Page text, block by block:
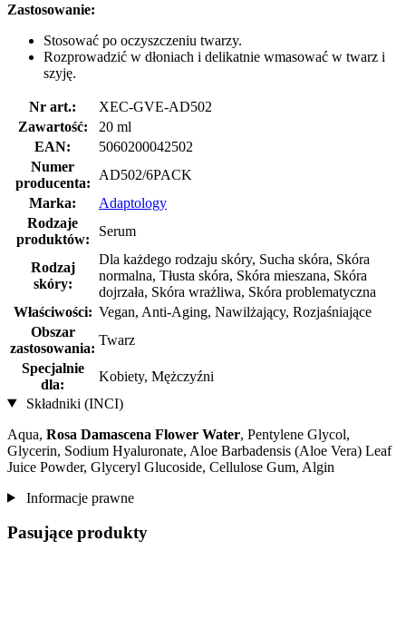
Zastosowanie:
Stosować po oczyszczeniu twarzy.
Rozprowadzić w dłoniach i delikatnie wmasować w twarz i
szyję.
Nr art.:
XEC-GVE-AD502
Zawartość:
20 ml
EAN:
5060200042502
Numer
producenta:
AD502/6PACK
Marka:
Adaptology
Rodzaje
produktów:
Serum
Rodzaj
skóry:
Dla każdego rodzaju skóry, Sucha skóra, Skóra
normalna, Tłusta skóra, Skóra mieszana, Skóra
dojrzała, Skóra wrażliwa, Skóra problematyczna
Właściwości: Vegan, Anti-Aging, Nawilżający, Rozjaśniające
Obszar
zastosowania:
Twarz
Specjalnie
dla:
Kobiety, Mężczyźni
Składniki (INCI)
Aqua, Rosa Damascena Flower Water, Pentylene Glycol,
Glycerin, Sodium Hyaluronate, Aloe Barbadensis (Aloe Vera) Leaf
Juice Powder, Glyceryl Glucoside, Cellulose Gum, Algin
Informacje prawne
Pasujące produkty